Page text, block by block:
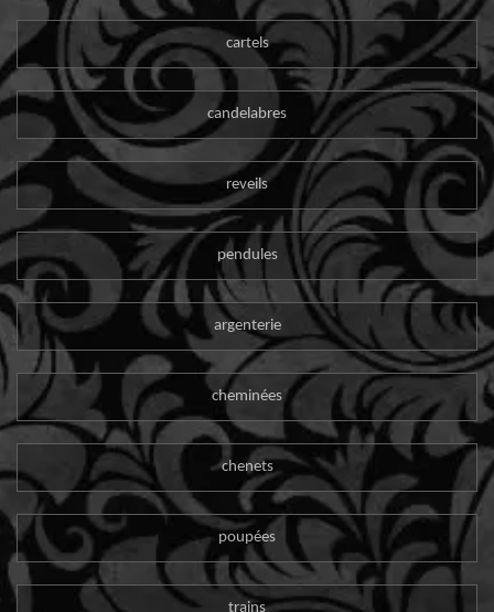
cartels
candelabres
reveils
pendules
argenterie
cheminées
chenets
poupées
trains